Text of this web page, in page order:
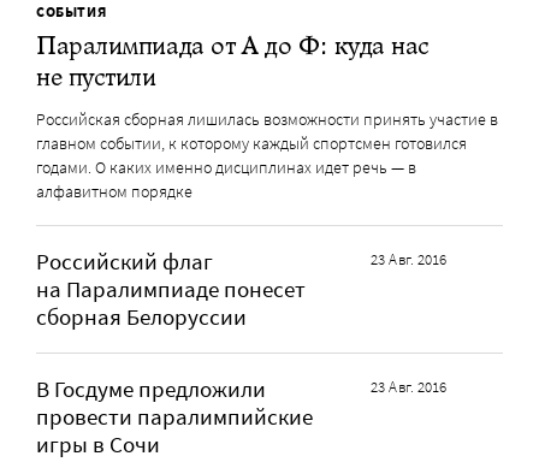
СОБЫТИЯ
Паралимпиада от А до Ф: куда нас
не пустили
Российская сборная лишилась возможности принять участие в
главном событии, к которому каждый спортсмен готовился
годами. О каких именно дисциплинах идет речь — в
алфавитном порядке
Российский флаг
на Паралимпиаде понесет
сборная Белоруссии
23 Авг. 2016
В Госдуме предложили
провести паралимпийские
игры в Сочи
23 Авг. 2016